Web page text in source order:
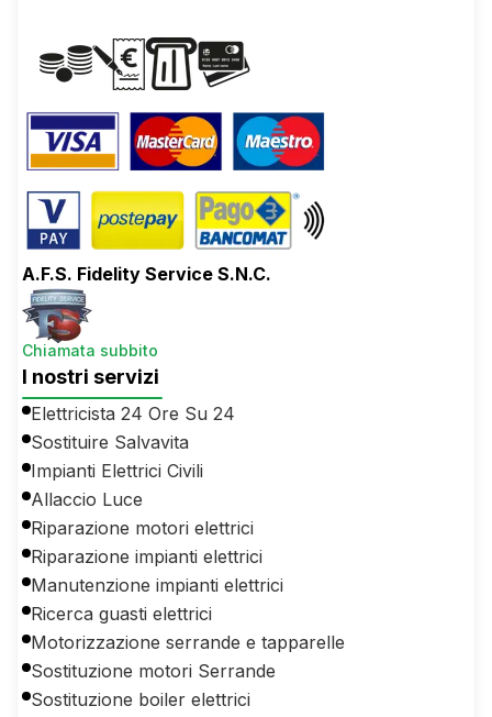
A.F.S. Fidelity Service S.N.C.
Chiamata subbito
I nostri servizi
Elettricista 24 Ore Su 24
Sostituire Salvavita
Impianti Elettrici Civili
Allaccio Luce
Riparazione motori elettrici
Riparazione impianti elettrici
Manutenzione impianti elettrici
Ricerca guasti elettrici
Motorizzazione serrande e tapparelle
Sostituzione motori Serrande
Sostituzione boiler elettrici